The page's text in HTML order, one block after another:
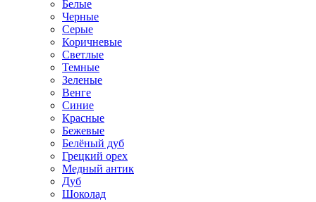
Белые
Черные
Серые
Коричневые
Светлые
Темные
Зеленые
Венге
Синие
Красные
Бежевые
Белёный дуб
Грецкий орех
Медный антик
Дуб
Шоколад